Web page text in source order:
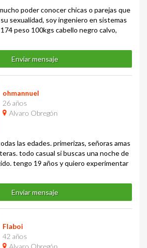
poder conocer chicas o parejas que
sexualidad, soy ingeniero en sistemas
peso 100kgs cabello negro calvo,
Enviar mensaje
ohmannuel
26 años
Alvaro Obregón
las edades. primerizas, señoras amas
todo casual si buscas una noche de
tengo 19 años y quiero experimentar
Enviar mensaje
Flaboi
42 años
Alvaro Obregón